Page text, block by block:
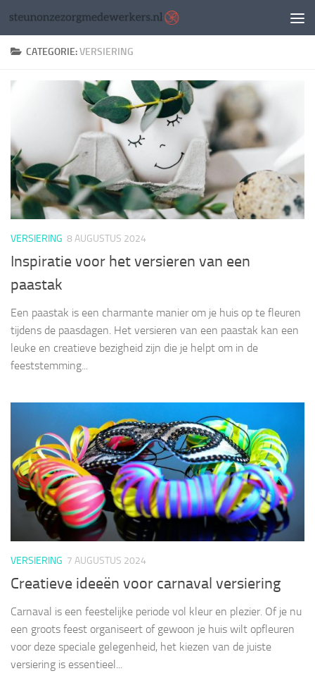
Doorgaan naar inhoud
CATEGORIE:VERSIERING
VERSIERING 8 AUGUSTUS 2024
Inspiratie voor het versieren van een
paastak
Een paastak is een charmante manier om je huis op te fleuren
tijdens de paasdagen. Het versieren van een paastak kan een
leuke en creatieve bezigheid zijn die je helpt om in de
feeststemming...
VERSIERING 7 AUGUSTUS 2024
Creatieve ideeën voor carnaval versiering
Carnaval is een feestelijke periode vol kleur en plezier. Of je nu
een groots feest organiseert of gewoon je huis wilt opfleuren
voor deze speciale gelegenheid, het kiezen van de juiste
versiering is essentieel...